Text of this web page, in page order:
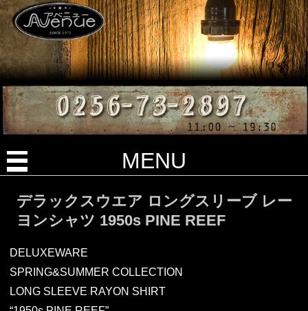
MENU
デラックスウエア ロングスリーブ レー
ヨンシャツ 1950s PINE REEF
DELUXEWARE
SPRING&SUMMER COLLECTION
LONG SLEEVE RAYON SHIRT